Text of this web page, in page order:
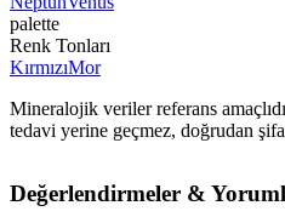
palette
Renk Tonları
KırmızıMor
Mineralojik veriler referans
tedavi yerine geçmez, doğrudan
Değerlendirmeler &